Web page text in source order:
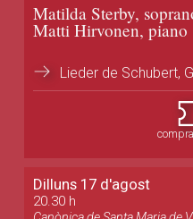
Matilda Sterby,
Matti Hirvonen, piano
Lieder de Schubert,
Dilluns 17 d'agost
20.30 h